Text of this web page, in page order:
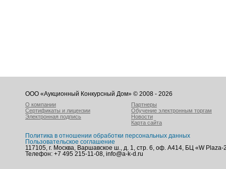
ООО «Аукционный Конкурсный Дом» © 2008 - 2026
О компании
Сертификаты и лицензии
Электронная подпись
Партнеры
Обучение электронным торгам
Новости
Карта сайта
Политика в отношении обработки персональных данных
Пользовательское соглашение
117105, г. Москва, Варшавское ш., д. 1, стр. 6, оф. А414, БЦ «W Plaza-
Телефон: +7 495 215-11-08, info@a-k-d.ru